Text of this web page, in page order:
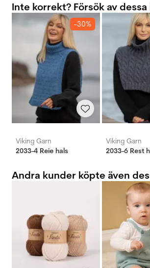
Inte korrekt? Försök av
-30%
Viking Garn
2033-4 Reie hals
Viking Garn
2033-6 Rest
Andra kunder köpte även